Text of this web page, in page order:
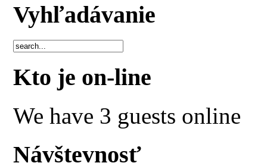
Vyhľadávanie
Kto je on-line
We have 3 guests online
Návštevnosť